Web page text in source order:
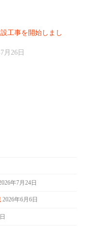
工事を開始しまし
月26日
年7月24日
2026年6月6日